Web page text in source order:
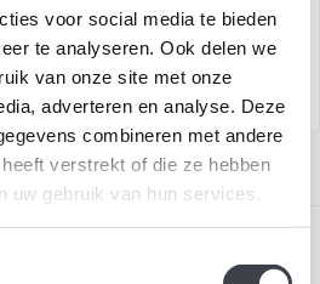
voor social media te bieden
te analyseren. Ook delen we
van onze site met onze
adverteren en analyse. Deze
combineren met andere
verstrekt of die ze hebben
uw gebruik van hun services.
Samen 1 is een
glaskunstobject ontworpen
door Patrick de Kei..